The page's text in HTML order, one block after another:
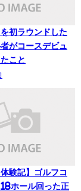
初ラウンドした
がコースデビュ
こと
体験記】ゴルフコ
ホール回った正